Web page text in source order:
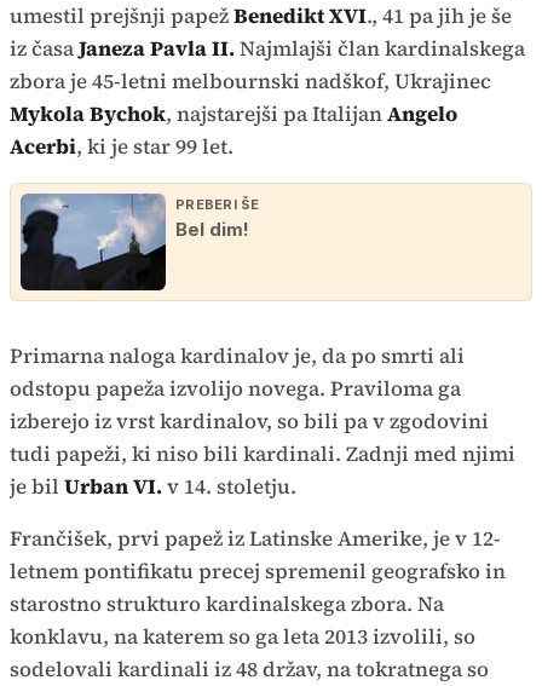
umestil prejšnji papežBenedikt XVI., 41 pa jih je še
iz časaJaneza Pavla II.Najmlajši član kardinalskega
zbora je 45-letni melbournski nadškof, Ukrajinec
Mykola Bychok, najstarejši pa ItalijanAngelo
Acerbi, ki je star 99 let.
PREBERI ŠE
Bel dim!
Primarna naloga kardinalov je, da po smrti ali
odstopu papeža izvolijo novega. Praviloma ga
izberejo iz vrst kardinalov, so bili pa v zgodovini
tudi papeži, ki niso bili kardinali. Zadnji med njimi
je bil Urban VI.v 14. stoletju.
Frančišek, prvi papež iz Latinske Amerike, je v 12-
letnem pontifikatu precej spremenil geografsko in
starostno strukturo kardinalskega zbora. Na
konklavu, na katerem so ga leta 2013 izvolili, so
sodelovali kardinali iz 48 držav, na tokratnega so